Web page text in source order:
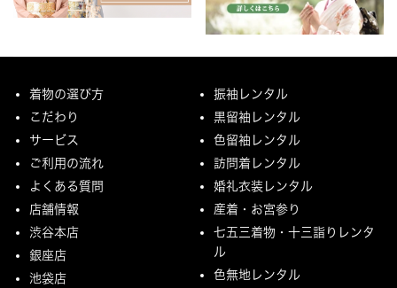
着物の選び方
こだわり
サービス
ご利用の流れ
よくある質問
店舗情報
渋谷本店
銀座店
池袋店
振袖レンタル
黒留袖レンタル
色留袖レンタル
訪問着レンタル
婚礼衣装レンタル
産着・お宮参り
七五三着物・十三詣りレンタ
ル
色無地レンタル